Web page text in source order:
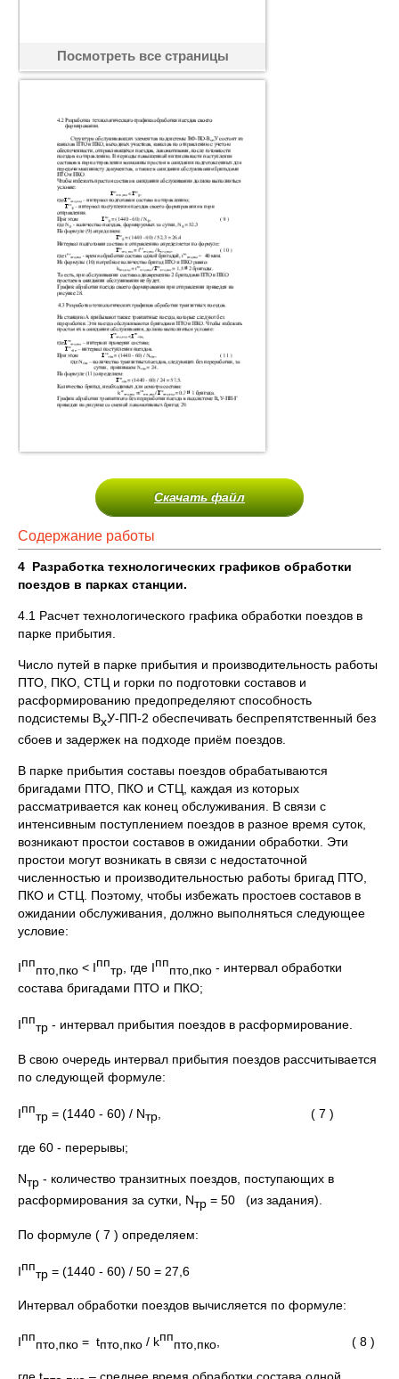
Посмотреть все страницы
Скачать файл
Содержание работы
4 Разработка технологических графиков обработки
поездов в парках станции.
4.1 Расчет технологического графика обработки поездов в
парке прибытия.
Число путей в парке прибытия и производительность работы
ПТО, ПКО, СТЦ и горки по подготовки составов и
расформированию предопределяют способность
подсистемы ВхУ-ПП-2 обеспечивать беспрепятственный без
сбоев и задержек на подходе приём поездов.
В парке прибытия составы поездов обрабатываются
бригадами ПТО, ПКО и СТЦ, каждая из которых
рассматривается как конец обслуживания. В связи с
интенсивным поступлением поездов в разное время суток,
возникают простои составов в ожидании обработки. Эти
простои могут возникать в связи с недостаточной
численностью и производительностью работы бригад ПТО,
ПКО и СТЦ. Поэтому, чтобы избежать простоев составов в
ожидании обслуживания, должно выполняться следующее
условие:
Iпп
пто,пко < Iпп
тр , где Iпп
пто,пко - интервал обработки
состава бригадами ПТО и ПКО;
Iпп
тр - интервал прибытия поездов в расформирование.
В свою очередь интервал прибытия поездов рассчитывается
по следующей формуле:
Iпп
тр = (1440 - 60) / Nтр , ( 7 )
где 60 - перерывы;
Nтр - количество транзитных поездов, поступающих в
расформирования за сутки, Nтр = 50 (из задания).
По формуле ( 7 ) определяем:
Iпп
тр = (1440 - 60) / 50 = 27,6
Интервал обработки поездов вычисляется по формуле:
Iпп
пто,пко = tпто,пко / kпп
пто,пко , ( 8 )
где t – среднее время обработки состава одной